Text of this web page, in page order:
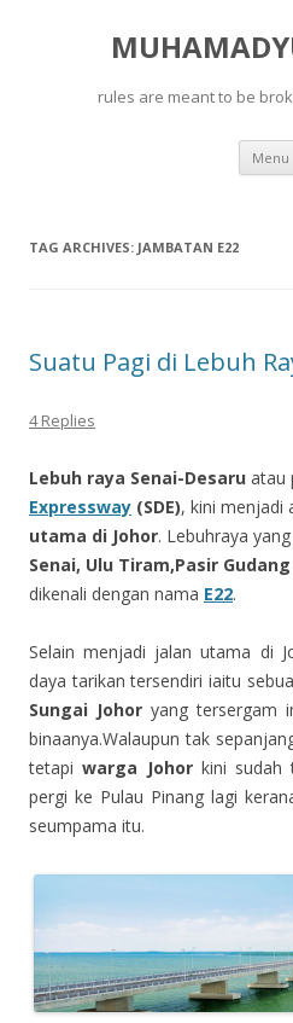
rules are meant to be
Menu
TAG ARCHIVES: JAMBATAN E22
Suatu Pagi di Lebuh
4 Replies
Lebuh raya Senai-Desaru atau
Expressway (SDE), kini menjadi
utama di Johor. Lebuhraya
Senai, Ulu Tiram,Pasir
dikenali dengan nama E22.
Selain menjadi jalan utama di
daya tarikan tersendiri iaitu
Sungai Johor yang tersergam
binaanya.Walaupun tak
tetapiwarga Johorkini sudah
pergi ke Pulau Pinang lagi
seumpama itu.